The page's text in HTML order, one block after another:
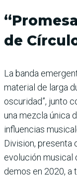
de
La banda
material de larga
oscuridad”, junto
una mezcla única
influencias
Division, presenta
evolución musical
demos en 2020, a